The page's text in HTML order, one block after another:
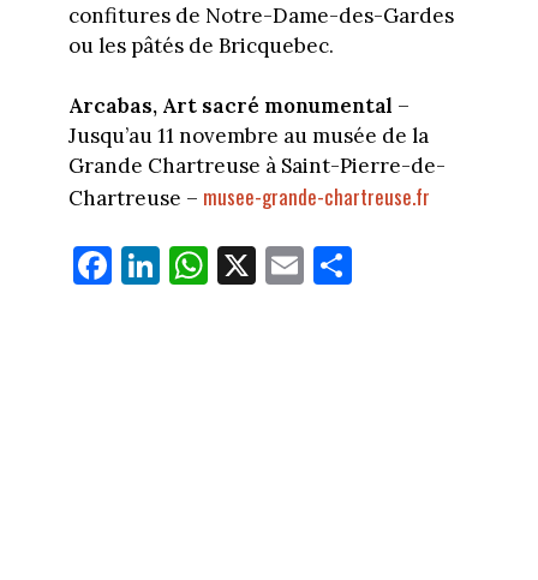
confitures de Notre-Dame-des-Gardes
ou les pâtés de Bricquebec.
Arcabas, Art sacré monumental –
Jusqu’au 11 novembre au musée de la
Grande Chartreuse à Saint-Pierre-de-
Chartreuse – musee-grande-chartreuse.fr
Fa
ce
Li
nk
W
ha
X E
m
Pa
rt